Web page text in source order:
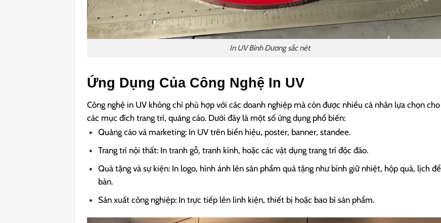
In UV Bình Dương sắc nét
Ứng Dụng Của Công Nghệ In UV
Công nghệ in UV không chỉ phù hợp với các doanh nghiệp mà còn được nhiều cá nhân lựa chọn cho
các mục đích trang trí, quảng cáo. Dưới đây là một số ứng dụng phổ biến:
Quảng cáo và marketing: In UV trên biển hiệu, poster, banner, standee.
Trang trí nội thất: In tranh gỗ, tranh kính, hoặc các vật dụng trang trí độc đáo.
Quà tặng và sự kiện: In logo, hình ảnh lên sản phẩm quà tặng như bình giữ nhiệt, hộp quà, lịch để
bàn.
Sản xuất công nghiệp: In trực tiếp lên linh kiện, thiết bị hoặc bao bì sản phẩm.